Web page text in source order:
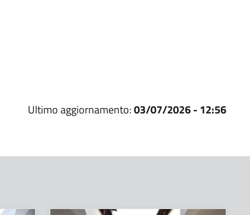
Ultimo aggiornamento:03/07/2026 - 12:56